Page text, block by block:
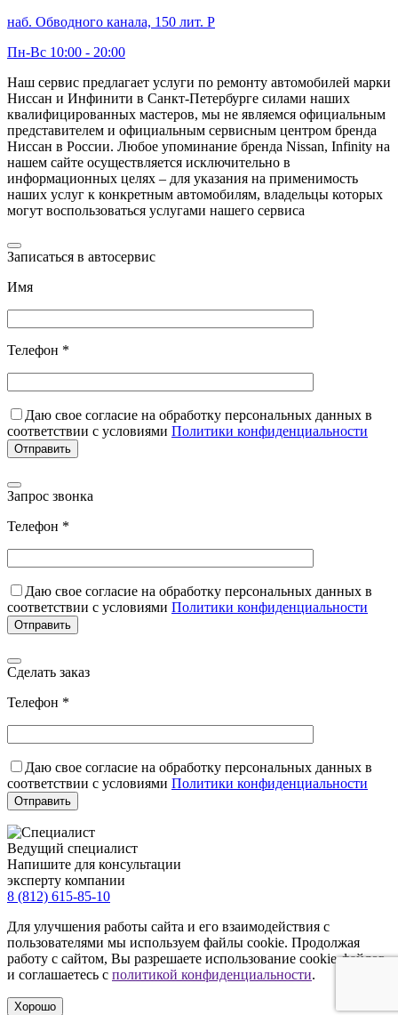
наб. Обводного канала, 150 лит. Р
Пн-Вс 10:00 - 20:00
Наш сервис предлагает услуги по ремонту автомобилей марки
Ниссан и Инфинити в Санкт-Петербурге силами наших
квалифицированных мастеров, мы не являемся официальным
представителем и официальным сервисным центром бренда
Ниссан в России. Любое упоминание бренда Nissan, Infinity на
нашем сайте осуществляется исключительно в
информационных целях – для указания на применимость
наших услуг к конкретным автомобилям, владельцы которых
могут воспользоваться услугами нашего сервиса
Записаться в автосервис
Имя
Телефон *
Даю свое согласие на обработку персональных данных в
соответствии с условиями Политики конфиденциальности
Запрос звонка
Телефон *
Даю свое согласие на обработку персональных данных в
соответствии с условиями Политики конфиденциальности
Сделать заказ
Телефон *
Даю свое согласие на обработку персональных данных в
соответствии с условиями Политики конфиденциальности
Ведущий специалист
Напишите для консультации
эксперту компании
8 (812) 615-85-10
Для улучшения работы сайта и его взаимодействия с
пользователями мы используем файлы cookie. Продолжая
работу с сайтом, Вы разрешаете использование cookie-файлов
и соглашаетесь с политикой конфиденциальности.
Хорошо